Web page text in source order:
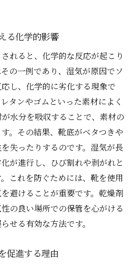
る化学的影響
れると、化学的な反応が起こり
の一例であり、湿気が原因でソ
し、化学的に劣化する現象で
タンやゴムといった素材によく
水分を吸収することで、素材の
。その結果、靴底がベタつきや
失ったりするのです。湿気が長
が進行し、ひび割れや剥がれと
これを防ぐためには、靴を使用
避けることが重要です。乾燥剤
の良い場所での保管を心がける
せる有効な方法です。
促進する理由